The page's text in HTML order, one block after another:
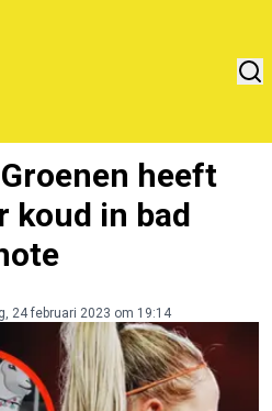
heeft
koud in bad
24 februari 2023 om 19:14